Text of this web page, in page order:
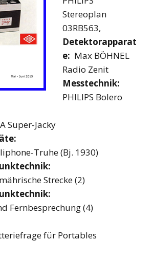
Stereoplan
03RB563,
Detektorapparat
e: Max BÖHNEL
Radio Zenit
Messtechnik:
PHILIPS Bolero
Super-Jacky
Truhe (Bj. 1930)
Strecke (2)
Fernbesprechung (4)
für Portables